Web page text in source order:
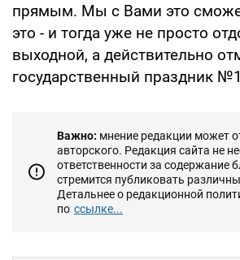
прямым. Мы с Вами это
это - и тогда уже не просто
выходной, а действительно
государственный праздник
Важно: мнение редакции может
авторского. Редакция сайта не
ответственности за содержание
стремится публиковать
Детальнее о редакционной
по ссылке...